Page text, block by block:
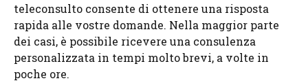
teleconsulto consente di ottenere una risposta
rapida alle vostre domande. Nella maggior parte
dei casi, è possibile ricevere una consulenza
personalizzata in tempi molto brevi, a volte in
poche ore.